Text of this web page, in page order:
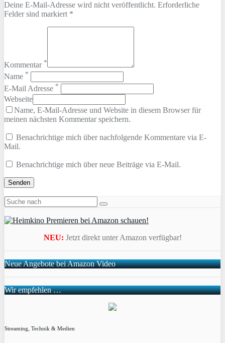
Deine E-Mail-Adresse wird nicht veröffentlicht. Erforderliche
Felder sind markiert *
Kommentar *
Name *
E-Mail Adresse *
Webseite
Name, E-Mail-Adresse und Website in diesem Browser für
meinen nächsten Kommentar speichern.
Benachrichtige mich über nachfolgende Kommentare via E-
Mail.
Benachrichtige mich über neue Beiträge via E-Mail.
NEU: Jetzt direkt unter Amazon verfügbar!
Neue Angebote bei Amazon Video
Wir empfehlen …
Streaming, Technik & Medien